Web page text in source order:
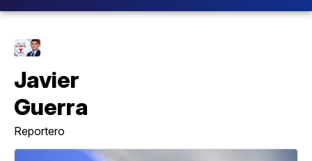
Javier
Guerra
Reportero